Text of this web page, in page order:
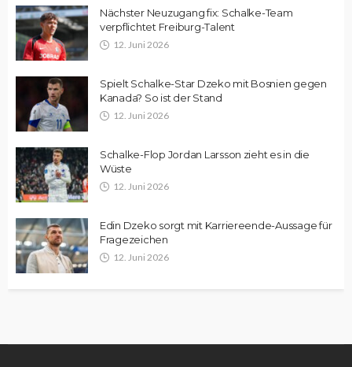
Nächster Neuzugang fix: Schalke-Team
verpflichtet Freiburg-Talent
12. Juni 2026
Spielt Schalke-Star Dzeko mit Bosnien gegen
Kanada? So ist der Stand
12. Juni 2026
Schalke-Flop Jordan Larsson zieht es in die
Wüste
12. Juni 2026
Edin Dzeko sorgt mit Karriereende-Aussage für
Fragezeichen
12. Juni 2026